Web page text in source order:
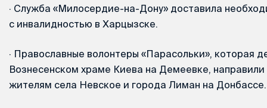
· Служба «Милосердие-на-Дону» доставила
с инвалидностью в Харцызске.
· Православные волонтеры «Парасольки», которая
Вознесенском храме Киева на Демеевке,
жителям села Невское и города Лиман на Донбассе.